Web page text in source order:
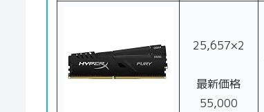
25,657×2
最新価格
55,000